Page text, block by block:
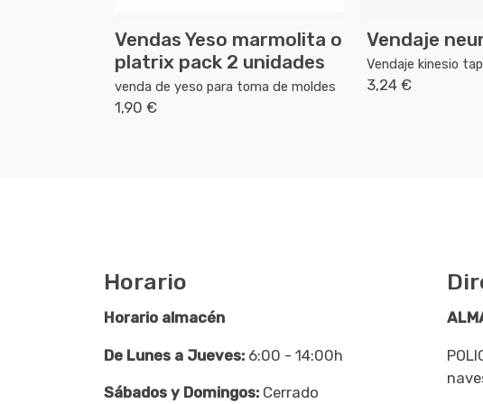
Vendas Yeso marmolita o
platrix pack 2 unidades
venda de yeso para toma de moldes
1,90 €
Vendaje
Vendaje kinesio
3,24 €
Horario
Horario almacén
De Lunes a Jueves:6:00 - 14:00h
Sábados y Domingos:Cerrado